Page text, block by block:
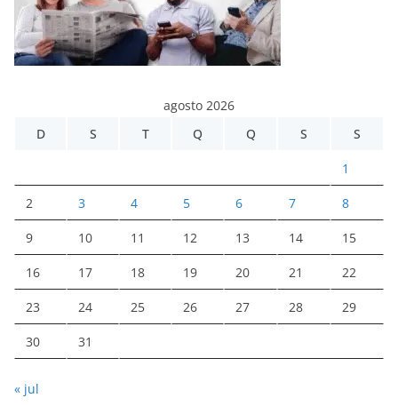
agosto 2026
D
S T Q Q S S
1
2 3 4 5 6 7 8
9 10 11 12 13 14 15
16 17 18 19 20 21 22
23 24 25 26 27 28 29
30 31
« jul